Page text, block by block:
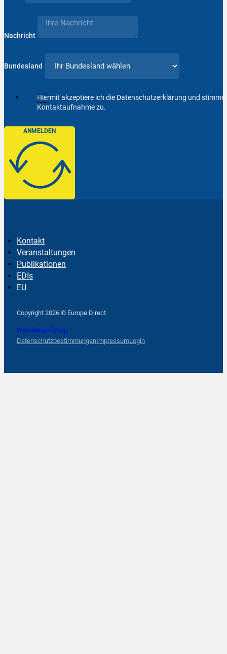
Nachricht
Bundesland
Hiermit akzeptiere ich die Datenschutzerklärung und
Kontaktaufnahme zu.
ANMELDEN
Kontakt
Veranstaltungen
Publikationen
EDIs
EU
Copyright 2026 © Europe Direct
Webdesign by qlp
DatenschutzbestimmungenImpressumLogin